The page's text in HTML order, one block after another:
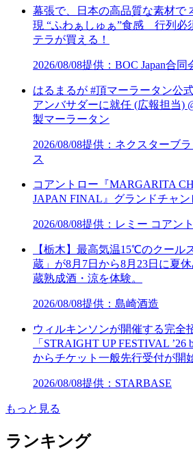
幕張で、日本の高品質な素材で
現 “ふわぁしゅぁ”食感 行列必
テラが買える！
2026/08/08提供：BOC Japan合同
はるまるが #頂マーラータン公
アンバサダーに就任 (広報担当)
製マーラータン
2026/08/08提供：ネクスターブ
ス
コアントロー『MARGARITA
JAPAN FINAL』グランドチャン
2026/08/08提供：レミー コアン
【栃木】最高気温15℃のクール
蔵」が8月7日から8月23日に夏
蔵熟成酒・涼を体験。
2026/08/08提供：島崎酒造
ウィルキンソンが開催する完全
「STRAIGHT UP FESTIVAL
からチケット一般先行受付が開
2026/08/08提供：STARBASE
もっと見る
ランキング